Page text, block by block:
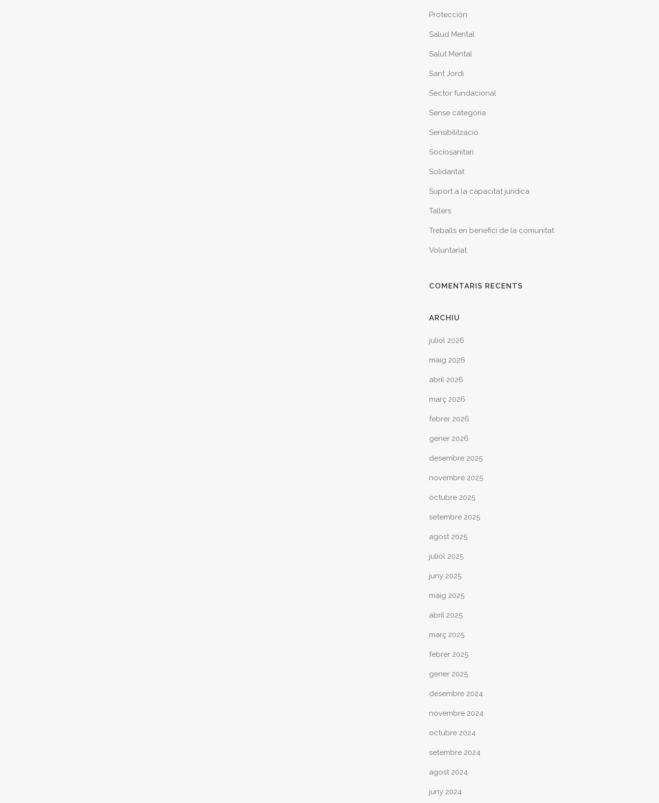
Protección
Salud Mental
Salut Mental
Sant Jordi
Sector fundacional
Sense categoria
Sensibilització
Sociosanitari
Solidaritat
Suport a la capacitat jurídica
Tallers
Treballs en benefici de la comunitat
Voluntariat
COMENTARIS RECENTS
ARCHIU
juliol 2026
maig 2026
abril 2026
març 2026
febrer 2026
gener 2026
desembre 2025
novembre 2025
octubre 2025
setembre 2025
agost 2025
juliol 2025
juny 2025
maig 2025
abril 2025
març 2025
febrer 2025
gener 2025
desembre 2024
novembre 2024
octubre 2024
setembre 2024
agost 2024
juny 2024